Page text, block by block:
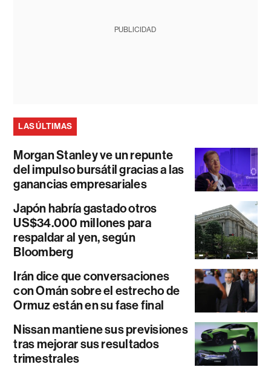
PUBLICIDAD
LAS ÚLTIMAS
Morgan Stanley ve un repunte
del impulso bursátil gracias a las
ganancias empresariales
Japón habría gastado otros
US$34.000 millones para
respaldar al yen, según
Bloomberg
Irán dice que conversaciones
con Omán sobre el estrecho de
Ormuz están en su fase final
Nissan mantiene sus previsiones
tras mejorar sus resultados
trimestrales